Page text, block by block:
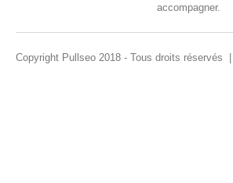
accompagner.
Copyright Pullseo 2018 - Tous droits réservés |